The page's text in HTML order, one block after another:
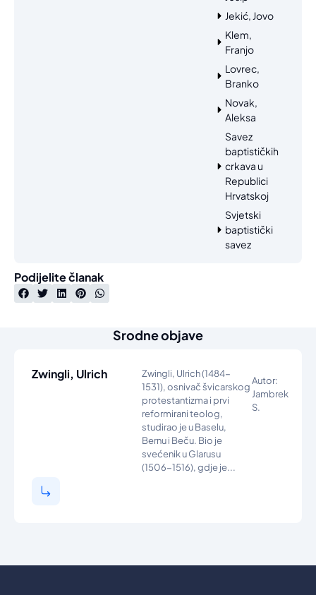
Jekić, Jovo
Klem,
Franjo
Lovrec,
Branko
Novak,
Aleksa
Savez
baptističkih
crkava u
Republici
Hrvatskoj
Svjetski
baptistički
savez
Podijelite članak
Srodne objave
Zwingli, Ulrich
Zwingli, Ulrich (1484-
1531), osnivač švicarskog
protestantizma i prvi
reformirani teolog,
studirao je u Baselu,
Bernu i Beču. Bio je
svećenik u Glarusu
(1506-1516), gdje je...
Autor:
Jambrek
S.